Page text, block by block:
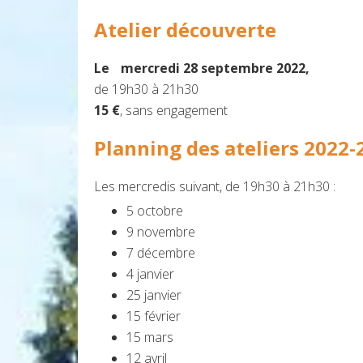
Atelier découverte
Le mercredi 28 septembre 2022,
de 19h30 à 21h30
15 €, sans engagement
Planning des ateliers 2022-
Les mercredis suivant, de 19h30 à 21h30 :
5 octobre
9 novembre
7 décembre
4 janvier
25 janvier
15 février
15 mars
12 avril